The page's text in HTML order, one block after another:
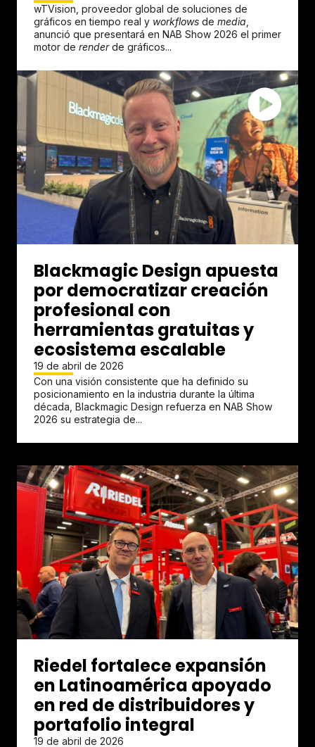
wTVision, proveedor global de soluciones de
gráficos en tiempo real y workflows de media
anunció que presentará en NAB Show 2026 el primer
motor de renderde gráficos...
Blackmagic Design apuesta
por democratizar creación
profesional con
herramientas gratuitas y
ecosistema escalable
19 de abril de 2026
Con una visión consistente que ha definido su
posicionamiento en la industria durante la última
década, Blackmagic Design refuerza en NAB Show
2026 su estrategia de...
Riedel fortalece expansión
en Latinoamérica apoyado
en red de distribuidores y
portafolio integral
19 de abril de 2026